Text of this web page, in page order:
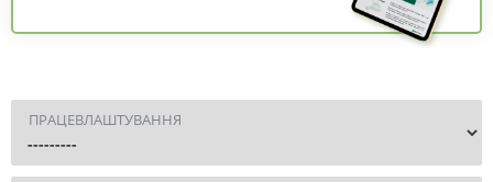
ПРАЦЕВЛАШТУВАННЯ